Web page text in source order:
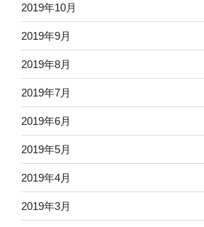
2019年10月
2019年9月
2019年8月
2019年7月
2019年6月
2019年5月
2019年4月
2019年3月